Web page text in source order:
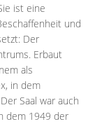
ist eine
und
Der
Erbaut
als
in dem
Saal war auch
dem 1949 der